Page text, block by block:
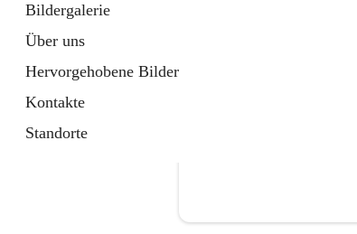
Bildergalerie
Über uns
Hervorgehobene Bilder
Kontakte
Standorte